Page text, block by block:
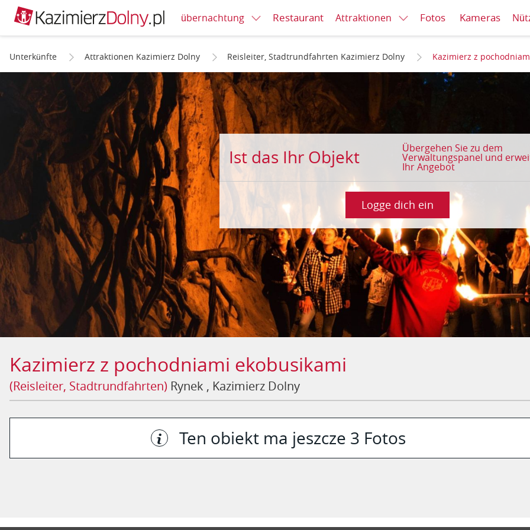
übernachtung Restaurant Attraktionen Fotos Kameras
Unterkünfte Attraktionen Kazimierz Dolny Reisleiter, Stadtrundfahrten Kazimierz Dolny Kazimierz z
Ist das Ihr Objekt Übergehen Sie zu dem
Verwaltungspanel und
Ihr Angebot
Logge dich ein
Kazimierz z pochodniami ekobusikami
(Reisleiter, Stadtrundfahrten) Rynek , Kazimierz Dolny
Ten obiekt ma jeszcze 3 Fotos